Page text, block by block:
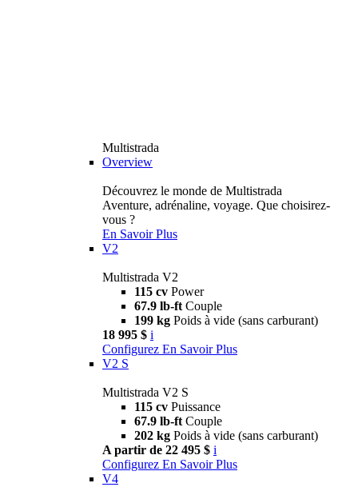
Multistrada
Overview
Découvrez le monde de Multistrada
Aventure, adrénaline, voyage. Que choisirez-
vous ?
En Savoir Plus
V2
Multistrada V2
115 cv Power
67.9 lb-ft Couple
199 kg Poids à vide (sans carburant)
18 995 $ i
Configurez En Savoir Plus
V2 S
Multistrada V2 S
115 cv Puissance
67.9 lb-ft Couple
202 kg Poids à vide (sans carburant)
A partir de 22 495 $ i
Configurez En Savoir Plus
V4